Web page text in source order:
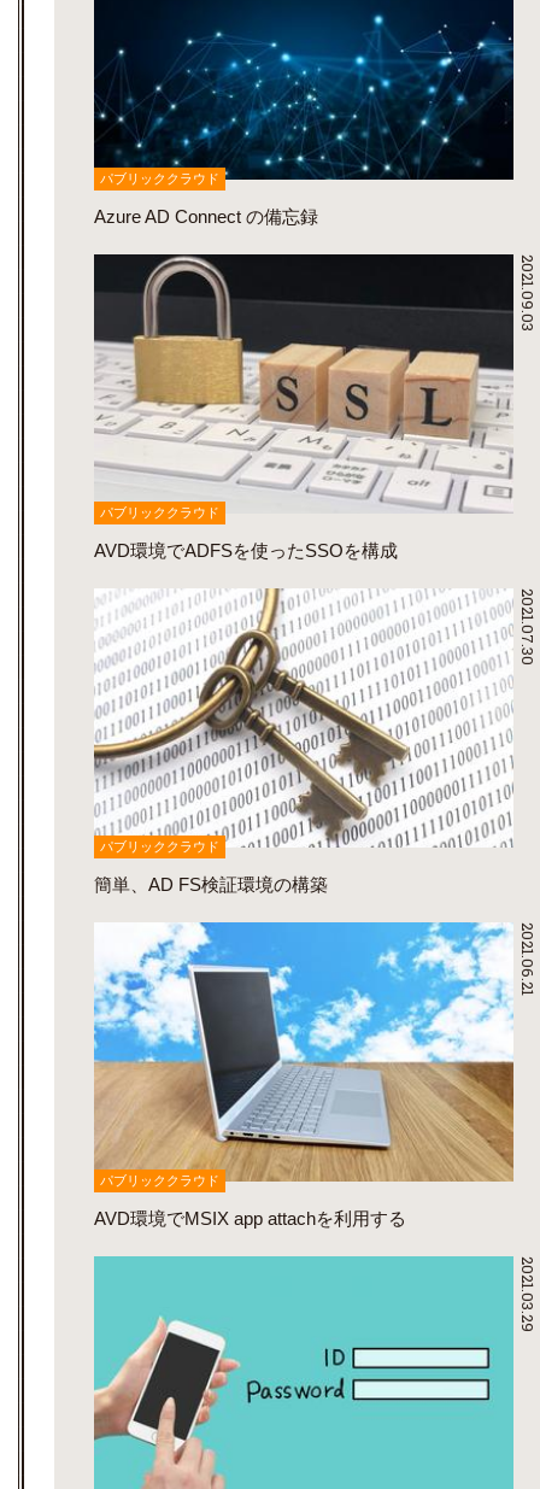
パブリッククラウド
Azure AD Connect の備忘録
2021.09.03
パブリッククラウド
AVD環境でADFSを使ったSSOを構成
2021.07.30
パブリッククラウド
簡単、AD FS検証環境の構築
2021.06.21
パブリッククラウド
AVD環境でMSIX app attachを利用する
2021.03.29